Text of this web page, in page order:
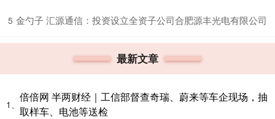
5 ​金勺子 汇源通信：投资设立全资子公司合肥源丰光电有限公司
最新文章
1、
倍倍网 半两财经｜工信部督查奇瑞、蔚来等车企现场，抽
取样车、电池等送检